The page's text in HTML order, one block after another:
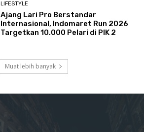
LIFESTYLE
Ajang Lari Pro Berstandar
Internasional, Indomaret Run 2026
Targetkan 10.000 Pelari di PIK 2
Muat lebih banyak